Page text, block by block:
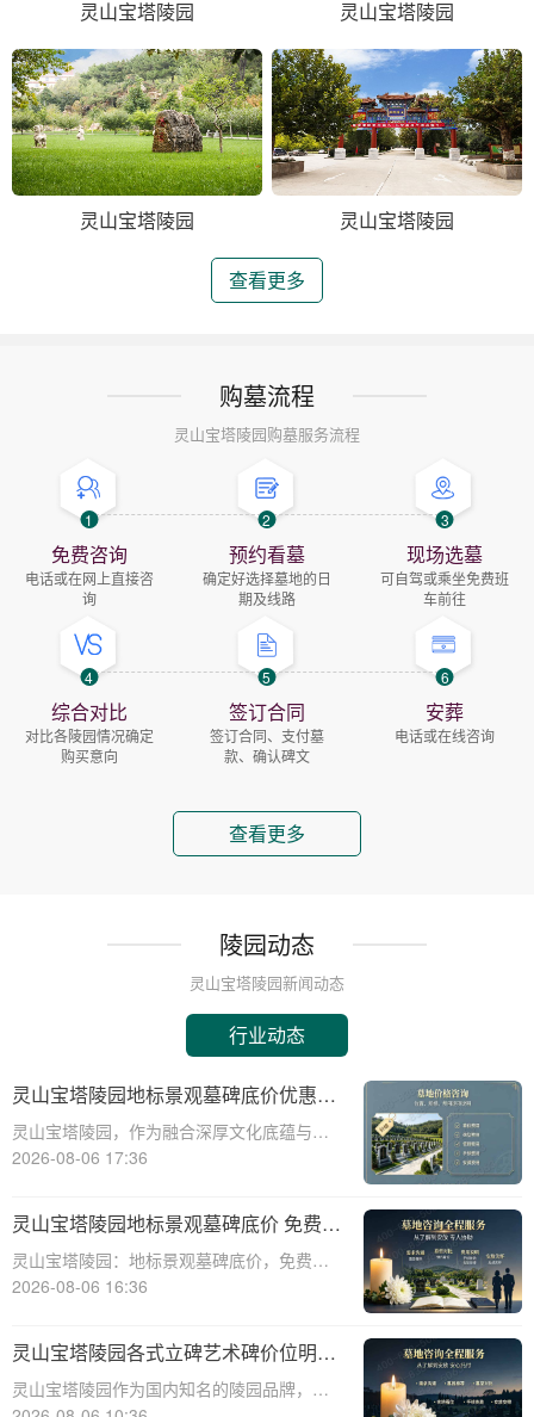
灵山宝塔陵园 灵山宝塔陵园
灵山宝塔陵园 灵山宝塔陵园
查看更多
购墓流程
灵山宝塔陵园购墓服务流程
1
免费咨询
电话或在网上直接咨
询
2
预约看墓
确定好选择墓地的日
期及线路
3
现场选墓
可自驾或乘坐免费班
车前往
4
综合对比
对比各陵园情况确定
购买意向
5
签订合同
签订合同、支付墓
款、确认碑文
6
安葬
电话或在线咨询
查看更多
陵园动态
灵山宝塔陵园新闻动态
行业动态
灵山宝塔陵园地标景观墓碑底价优惠，
免费班车接送，购墓即享
灵山宝塔陵园，作为融合深厚文化底蕴与宗
教意蕴的现代化陵园，其标志性景观墓碑不
神慰藉的庄严象征。本文将深入剖析灵山宝
塔陵园标志性景观墓碑的基准定价策略，并
详细介绍免
2026-08-06 17:36
灵山宝塔陵园地标景观墓碑底价 免费班
车配套购墓即享
灵山宝塔陵园：地标景观墓碑底价，免费班
车配套购墓即享☎ 灵山宝塔陵园电话:400-
的规划越来越重视。选择一个合适的墓地，
不仅是对逝者的尊重，也是对生者的
2026-08-06 16:36
灵山宝塔陵园各式立碑艺术碑价位明细
组团选购享折上折
灵山宝塔陵园作为国内知名的陵园品牌，提